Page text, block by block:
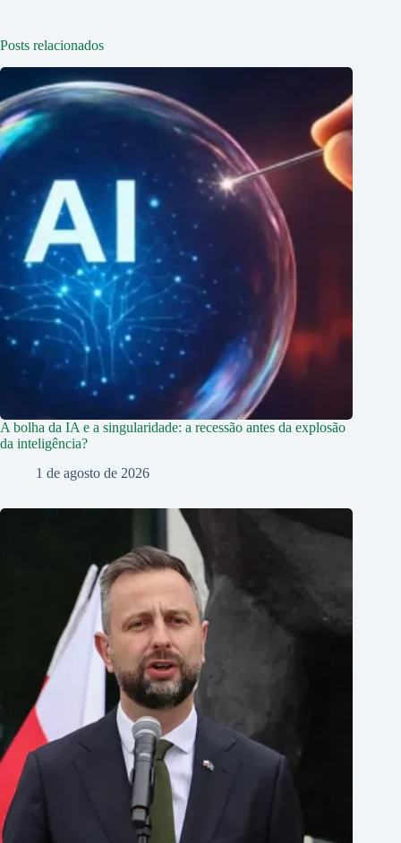
Posts relacionados
A bolha da IA e a singularidade: a recessão antes da explosão
da inteligência?
1 de agosto de 2026